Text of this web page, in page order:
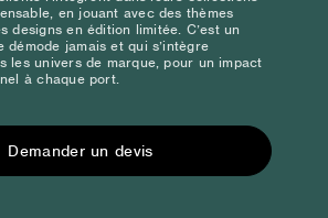
en jouant avec des thèmes
designs en édition limitée. C’est un
démode jamais et qui s’intègre
les univers de marque, pour un impact
à chaque port.
Demander un devis